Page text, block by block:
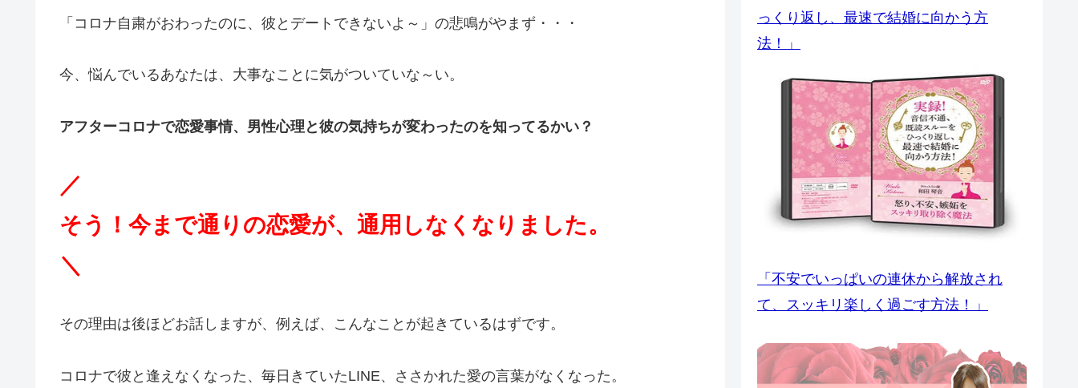
「コロナ自粛がおわったのに、彼とデートできないよ～」の悲鳴がやまず・・・
今、悩んでいるあなたは、大事なことに気がついていな～い。
アフターコロナで恋愛事情、男性心理と彼の気持ちが変わったのを知ってるかい？
／
そう！今まで通りの恋愛が、通用しなくなりました。
＼
その理由は後ほどお話しますが、例えば、こんなことが起きているはずです。
コロナで彼と逢えなくなった、毎日きていたLINE、ささかれた愛の言葉がなくなった。
っくり返し、最速で結婚に向かう方
法！」
「不安でいっぱいの連休から解放され
て、スッキリ楽しく過ごす方法！」